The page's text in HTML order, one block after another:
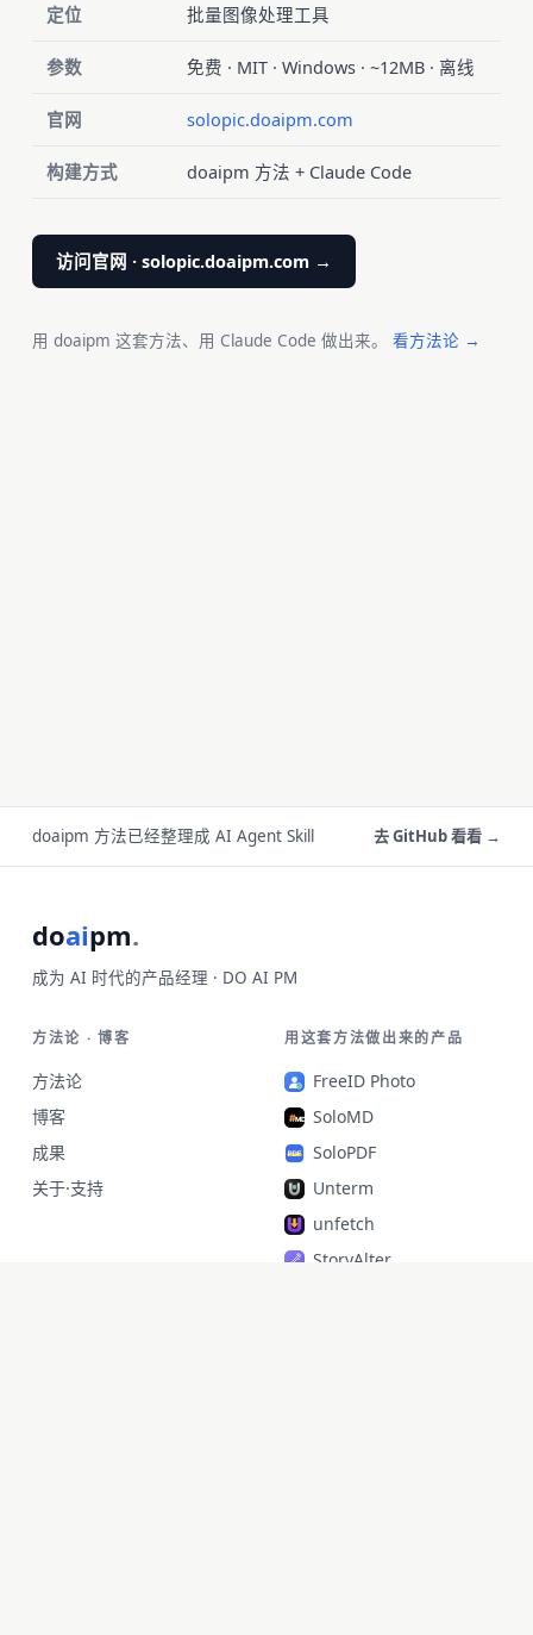
定位 批量图像处理工具
参数 免费 · MIT · Windows · ~12MB · 离线
官网 solopic.doaipm.com
构建方式 doaipm 方法 + Claude Code
访问官网 · solopic.doaipm.com →
用 doaipm 这套方法、用 Claude Code 做出来。 看方法论 →
doaipm 方法已经整理成 AI Agent Skill 去 GitHub 看看 →
doaipm.
成为 AI 时代的产品经理 · DO AI PM
方法论 · 博客
方法论
博客
成果
关于·支持
用这套方法做出来的产品
FreeID Photo
SoloMD
SoloPDF
Unterm
unfetch
StoryAlter